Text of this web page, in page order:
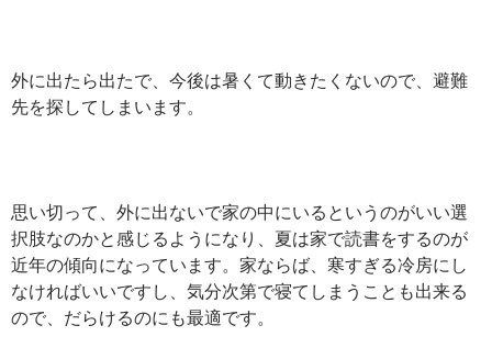
外に出たら出たで、今後は暑くて動きたくないので、避難
先を探してしまいます。
思い切って、外に出ないで家の中にいるというのがいい選
択肢なのかと感じるようになり、夏は家で読書をするのが
近年の傾向になっています。家ならば、寒すぎる冷房にし
なければいいですし、気分次第で寝てしまうことも出来る
ので、だらけるのにも最適です。